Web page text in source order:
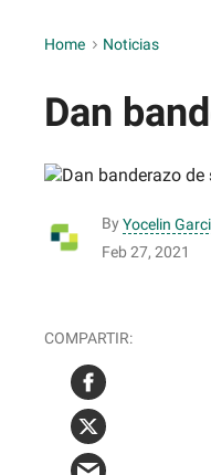
Home > Noticias
Dan
By Yocelin
Feb 27, 2021